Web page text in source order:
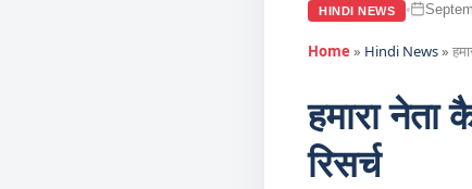
HINDI NEWS •
Home » Hindi News»
हमारा नेता
रिसर्च